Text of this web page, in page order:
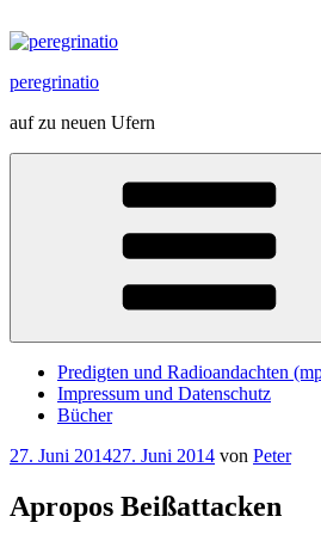
Inhalt
peregrinatio
auf zu neuen Ufern
Predigten und Radioandachten
Impressum und Datenschutz
Bücher
Veröffentlicht
27. Juni 201427. Juni 2014 von Peter
Apropos Beißattacken